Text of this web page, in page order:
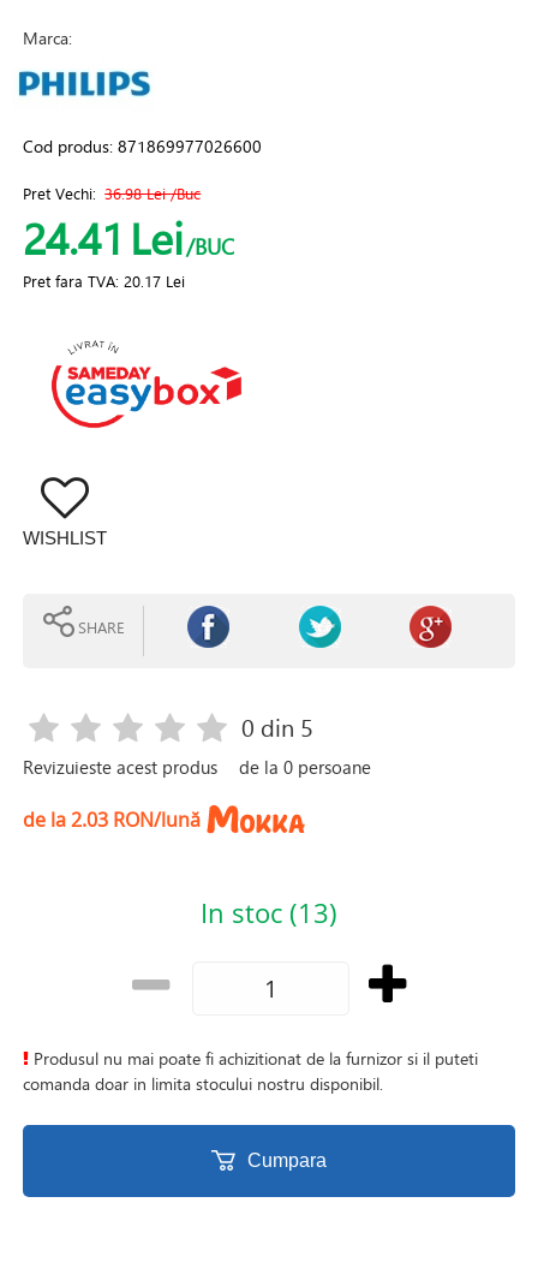
Marca:
Cod produs:871869977026600
Pret Vechi: 36.98 Lei/Buc
24.41Lei/BUC
Pret fara TVA:20.17 Lei
WISHLIST
SHARE
Revizuieste acest produs
0 din 5
de la0 persoane
de la 2.03 RON/lună
In stoc (13)
Produsul nu mai poate fi achizitionat de la furnizor si il puteti
comanda doar in limita stocului nostru disponibil.
Cumpara